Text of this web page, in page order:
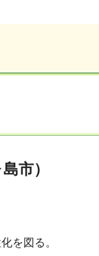
市）
を図る。